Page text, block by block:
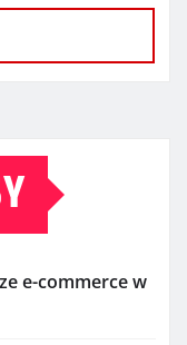
e-commerce w